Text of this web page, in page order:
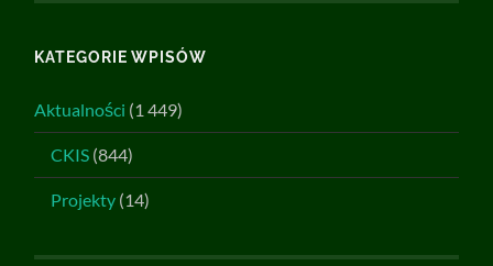
KATEGORIE WPISÓW
Aktualności (1 449)
CKIS (844)
Projekty (14)